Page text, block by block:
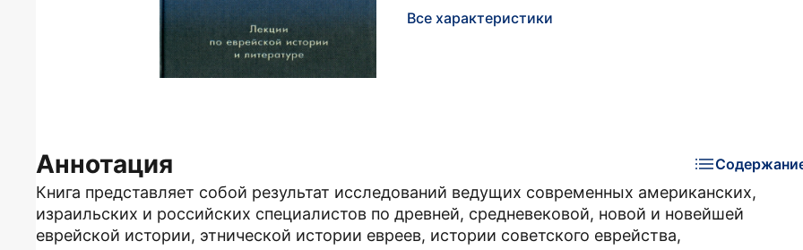
Все характеристики
Аннотация
Книга представляет собой результат исследований ведущих современных американских,
израильских и российских специалистов по древней, средневековой, новой и новейшей
еврейской истории, этнической истории евреев, истории советского еврейства,